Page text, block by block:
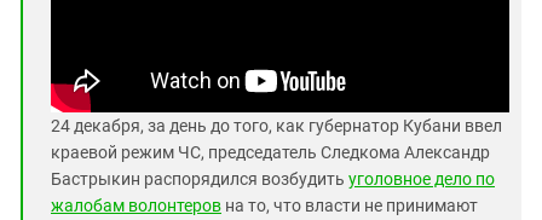
24 декабря, за день до того, как губернатор Кубани ввел
краевой режим ЧС, председатель Следкома Александр
Бастрыкин распорядился возбудить уголовное дело по
жалобам волонтеров на то, что власти не принимают